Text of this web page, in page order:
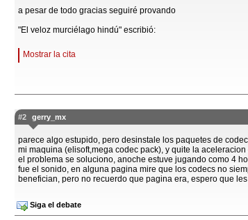
a pesar de todo gracias seguiré provando
"El veloz murciélago hindú" escribió:
Mostrar la cita
#2 gerry_mx
parece algo estupido, pero desinstale los paquetes de
mi maquina (elisoft,mega codec pack), y quite la
el problema se soluciono, anoche estuve jugando como 4
fue el sonido, en alguna pagina mire que los codecs no
benefician, pero no recuerdo que pagina era, espero que
Siga el debate